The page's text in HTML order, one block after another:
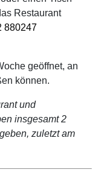
Restaurant
880247
geöffnet, an
können.
und
insgesamt 2
zuletzt am